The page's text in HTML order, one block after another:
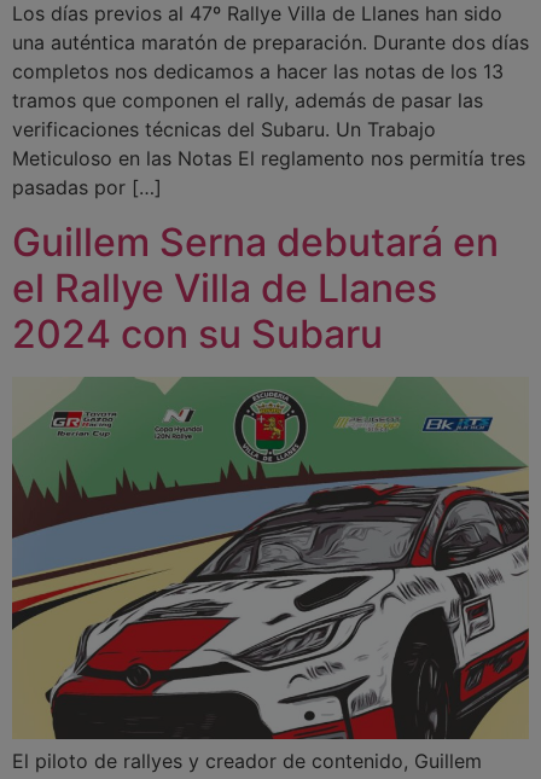
Los días previos al 47º Rallye Villa de Llanes han sido
una auténtica maratón de preparación. Durante dos días
completos nos dedicamos a hacer las notas de los 13
tramos que componen el rally, además de pasar las
verificaciones técnicas del Subaru. Un Trabajo
Meticuloso en las Notas El reglamento nos permitía tres
pasadas por […]
Guillem Serna debutará en
el Rallye Villa de Llanes
2024 con su Subaru
El piloto de rallyes y creador de contenido, Guillem